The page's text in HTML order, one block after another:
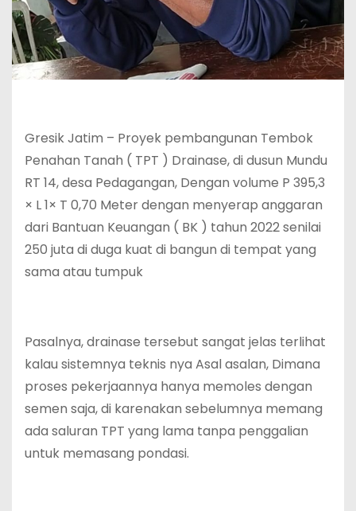
Gresik Jatim – Proyek pembangunan Tembok
Penahan Tanah ( TPT ) Drainase, di dusun Mundu
RT 14, desa Pedagangan, Dengan volume P 395,3
× L 1× T 0,70 Meter dengan menyerap anggaran
dari Bantuan Keuangan ( BK ) tahun 2022 senilai
250 juta di duga kuat di bangun di tempat yang
sama atau tumpuk
Pasalnya, drainase tersebut sangat jelas terlihat
kalau sistemnya teknis nya Asal asalan, Dimana
proses pekerjaannya hanya memoles dengan
semen saja, di karenakan sebelumnya memang
ada saluran TPT yang lama tanpa penggalian
untuk memasang pondasi.